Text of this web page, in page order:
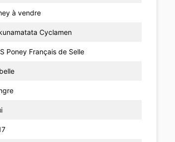
à vendre
Cyclamen
Poney Français de Selle